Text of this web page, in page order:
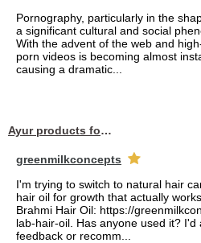
Pornography, particularly in the
a significant cultural and social
With the advent of the web and
porn videos is becoming almost
causing a dramatic...
Ayur products for hair
greenmilkconcepts
I'm trying to switch to natural hair
hair oil for growth that actually
Brahmi Hair Oil: https://
lab-hair-oil. Has anyone used it?
feedback or recomm...